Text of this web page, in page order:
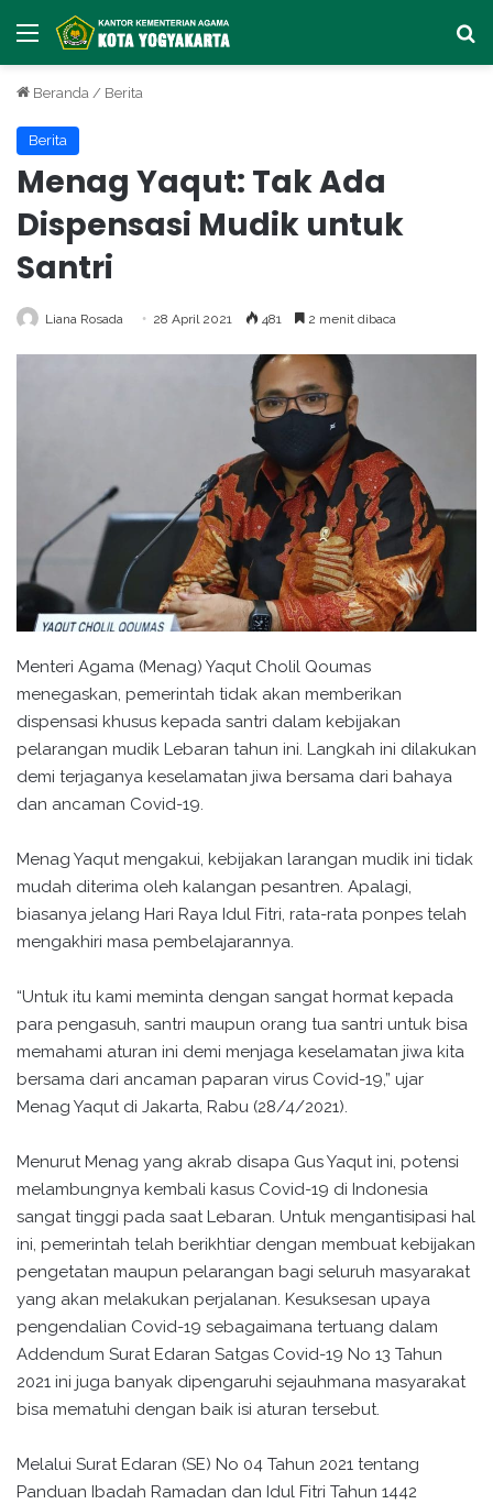
Menu
Beranda / Berita
Berita
Menag Yaqut: Tak Ada
Dispensasi Mudik untuk
Santri
Liana Rosada 28 April 2021 481 2 menit dibaca
Menteri Agama (Menag) Yaqut Cholil Qoumas
menegaskan, pemerintah tidak akan memberikan
dispensasi khusus kepada santri dalam kebijakan
pelarangan mudik Lebaran tahun ini. Langkah ini dilakukan
demi terjaganya keselamatan jiwa bersama dari bahaya
dan ancaman Covid-19.
Menag Yaqut mengakui, kebijakan larangan mudik ini tidak
mudah diterima oleh kalangan pesantren. Apalagi,
biasanya jelang Hari Raya Idul Fitri, rata-rata ponpes telah
mengakhiri masa pembelajarannya.
“Untuk itu kami meminta dengan sangat hormat kepada
para pengasuh, santri maupun orang tua santri untuk bisa
memahami aturan ini demi menjaga keselamatan jiwa kita
bersama dari ancaman paparan virus Covid-19,” ujar
Menag Yaqut di Jakarta, Rabu (28/4/2021).
Menurut Menag yang akrab disapa Gus Yaqut ini, potensi
melambungnya kembali kasus Covid-19 di Indonesia
sangat tinggi pada saat Lebaran. Untuk mengantisipasi hal
ini, pemerintah telah berikhtiar dengan membuat kebijakan
pengetatan maupun pelarangan bagi seluruh masyarakat
yang akan melakukan perjalanan. Kesuksesan upaya
pengendalian Covid-19 sebagaimana tertuang dalam
Addendum Surat Edaran Satgas Covid-19 No 13 Tahun
2021 ini juga banyak dipengaruhi sejauhmana masyarakat
bisa mematuhi dengan baik isi aturan tersebut.
Melalui Surat Edaran (SE) No 04 Tahun 2021 tentang
Panduan Ibadah Ramadan dan Idul Fitri Tahun 1442